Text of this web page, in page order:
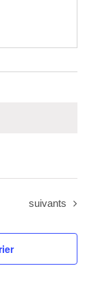
Évènements
suivants